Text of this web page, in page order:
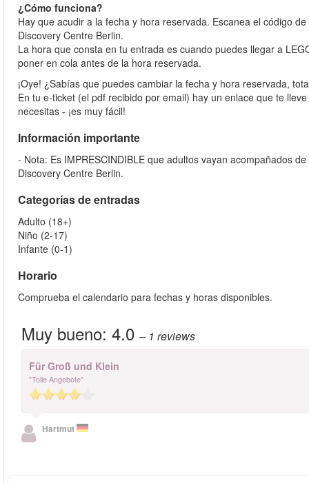
¿Cómo funciona?
Hay que acudir a la fecha y hora reservada. Escanea el código
Discovery Centre Berlin.
La hora que consta en tu entrada es cuando puedes llegar a
poner en cola antes de la hora reservada.
¡Oye! ¿Sabías que puedes cambiar la fecha y hora reservada,
En tu e-ticket (el pdf recibido por email) hay un enlace que te
necesitas - ¡es muy fácil!
Información importante
- Nota: Es IMPRESCINDIBLE que adultos vayan acompañados
Discovery Centre Berlin.
Categorías de entradas
Adulto (18+)
Niño (2-17)
Infante (0-1)
Horario
Comprueba el calendario para fechas y horas disponibles.
Muy bueno: 4.0 – 1 reviews
Für Groß und Klein
"Tolle Angebote"
Hartmut